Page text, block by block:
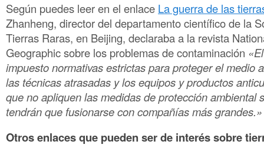
Según puedes leer en el enlace La guerra de las
Zhanheng, director del departamento científico de la
Tierras Raras, en Beijing, declaraba a la revista
Geographic sobre los problemas de contaminación
impuesto normativas estrictas para proteger el medio
las técnicas atrasadas y los equipos y productos
que no apliquen las medidas de protección ambiental
tendrán que fusionarse con compañías más grandes.»
Otros enlaces que pueden ser de interés sobre